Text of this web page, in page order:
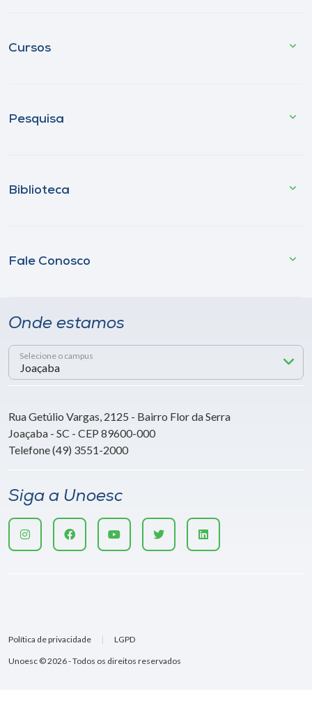
Cursos
Pesquisa
Biblioteca
Fale Conosco
Onde estamos
Selecione o campus
Rua Getúlio Vargas, 2125 - Bairro Flor da Serra
Joaçaba - SC - CEP 89600-000
Telefone (49) 3551-2000
Siga a Unoesc
Unoesc © 2026 - Todos os direitos reservados
Política de privacidade LGPD